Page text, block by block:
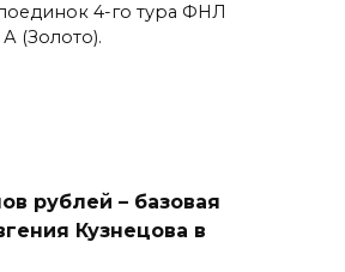
4-го тура ФНЛ
(Золото).
рублей – базовая
Кузнецова в